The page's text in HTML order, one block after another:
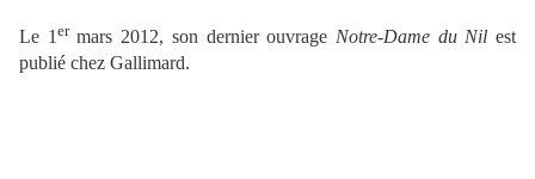
Le 1 ermars 2012, son dernier ouvrage Notre-Dame du Nil est
publié chez Gallimard.